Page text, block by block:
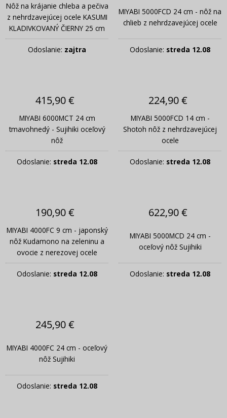
Nôž na krájanie chleba a pečiva
z nehrdzavejúcej ocele KASUMI
KLADIVKOVANÝ ČIERNY 25 cm
Odoslanie: zajtra
MIYABI 5000FCD 24 cm - nôž na
chlieb z nehrdzavejúcej ocele
Odoslanie: streda 12.08
415,90 €
MIYABI 6000MCT 24 cm
tmavohnedý - Sujihiki oceľový
nôž
Odoslanie: streda 12.08
224,90 €
MIYABI 5000FCD 14 cm -
Shotoh nôž z nehrdzavejúcej
ocele
Odoslanie: streda 12.08
190,90 €
MIYABI 4000FC 9 cm - japonský
nôž Kudamono na zeleninu a
ovocie z nerezovej ocele
Odoslanie: streda 12.08
622,90 €
MIYABI 5000MCD 24 cm -
oceľový nôž Sujihiki
Odoslanie: streda 12.08
245,90 €
MIYABI 4000FC 24 cm - oceľový
nôž Sujihiki
Odoslanie: streda 12.08